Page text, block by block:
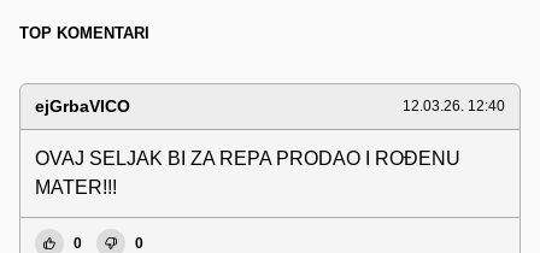
TOP KOMENTARI
ejGrbaVICO 12.03.26. 12:40
OVAJ SELJAK BI ZA REPA PRODAO I ROÐENU
MATER!!!
0 0